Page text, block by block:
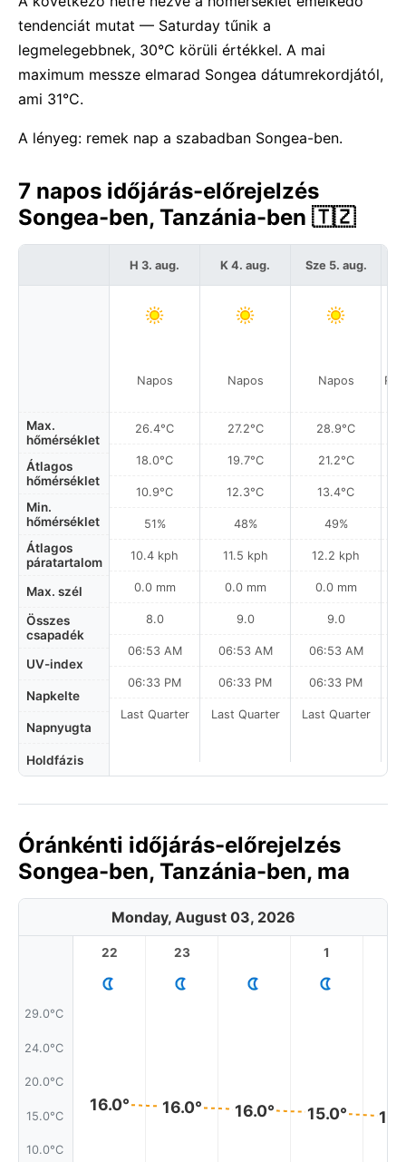
tendenciát mutat — Saturday tűnik a
legmelegebbnek, 30°C körüli értékkel. A mai
maximum messze elmarad Songea dátumrekordjától,
ami 31°C.
A lényeg: remek nap a szabadban Songea-ben.
7 napos időjárás-előrejelzés
Songea-ben, Tanzánia-ben 🇹🇿
Max.
hőmérséklet
Átlagos
hőmérséklet
Min.
hőmérséklet
Átlagos
páratartalom
Max. szél
Összes
csapadék
UV-index
Napkelte
Napnyugta
Holdfázis
H 3. aug.
Napos
26.4°C
18.0°C
10.9°C
51%
10.4 kph
0.0 mm
8.0
06:53 AM
06:33 PM
Last Quarter
K 4. aug.
Napos
27.2°C
19.7°C
12.3°C
48%
11.5 kph
0.0 mm
9.0
06:53 AM
06:33 PM
Last Quarter
Sze 5. aug.
Napos
28.9°C
21.2°C
13.4°C
49%
12.2 kph
0.0 mm
9.0
06:53 AM
06:33 PM
Last Quarter
Óránkénti időjárás-előrejelzés
Songea-ben, Tanzánia-ben, ma
Monday, August 03, 2026
29.0°C
24.0°C
20.0°C
15.0°C
10.0°C
22
16.0°
23
16.0° 16.0°
1
15.0°